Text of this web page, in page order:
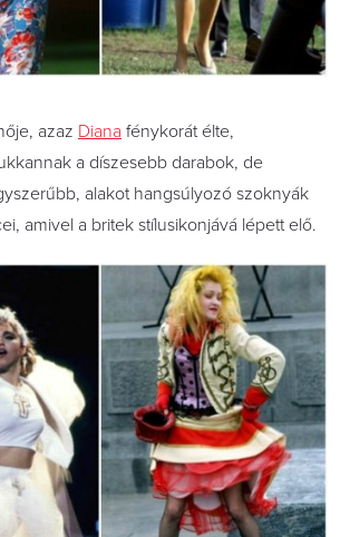
azaz Diana fénykorát élte,
a díszesebb darabok, de
alakot hangsúlyozó szoknyák
amivel a britek stílusikonjává lépett elő.